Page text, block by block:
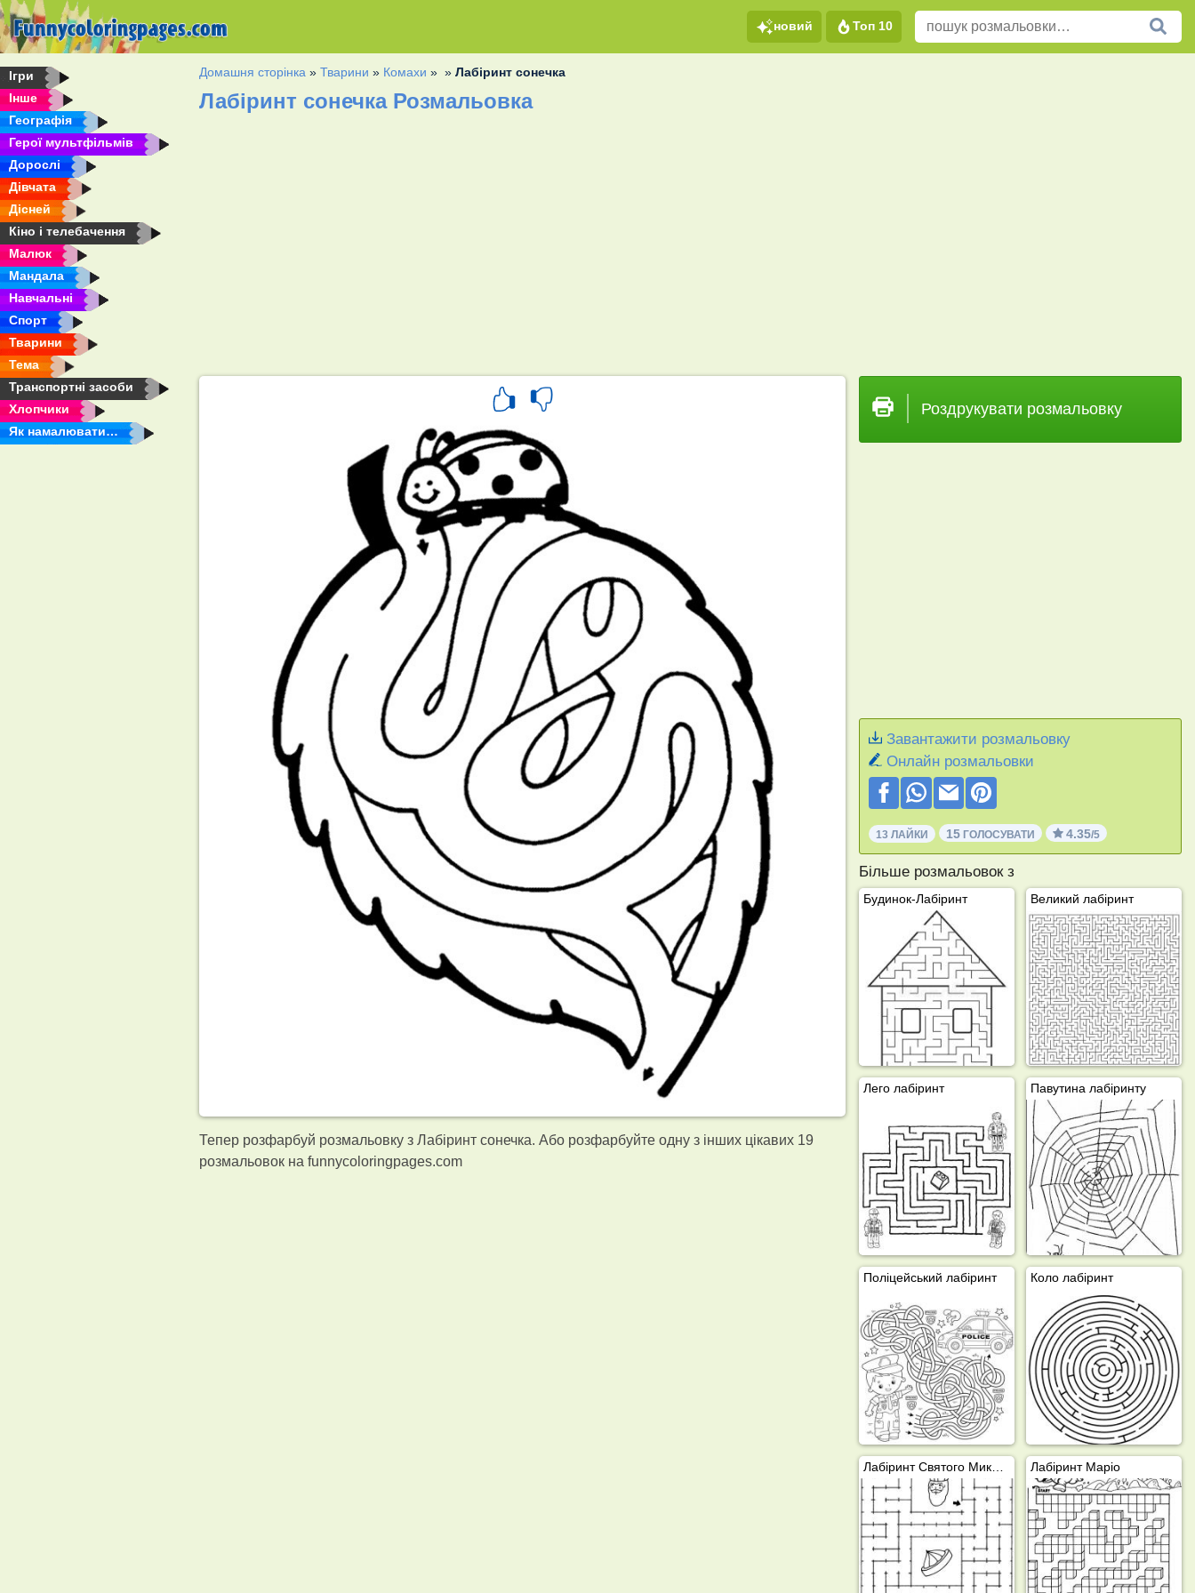
новий Топ 10
Ігри
Інше
Географія
Герої мультфільмів
Дорослі
Дівчата
Дісней
Кіно і телебачення
Малюк
Мандала
Навчальні
Спорт
Тварини
Тема
Транспортні засоби
Хлопчики
Як намалювати…
Домашня сторінка »Тварини » Комахи » »Лабіринт сонечка
Лабіринт сонечка Розмальовка
Тепер розфарбуй розмальовку з Лабіринт сонечка. Або розфарбуйте одну з інших цікавих 19
розмальовок на funnycoloringpages.com
Роздрукувати розмальовку
Завантажити розмальовку
Онлайн розмальовки
13 ЛАЙКИ 15ГОЛОСУВАТИ 4.35/5
Більше розмальовок з
Будинок-Лабіринт Великий лабіринт
Лего лабіринт Павутина лабіринту
Поліцейський лабіринт Коло лабіринт
Лабіринт Святого Миколая Лабіринт Маріо